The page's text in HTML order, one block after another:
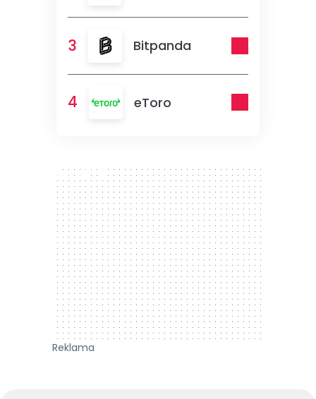
3 Bitpanda
4 eToro
300 x 250
Reklama